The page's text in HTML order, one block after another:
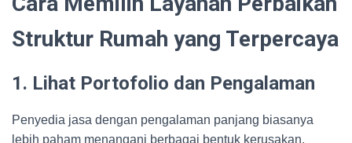
Struktur Rumah yang Terpercaya
1. Lihat Portofolio dan Pengalaman
Penyedia jasa dengan pengalaman panjang biasanya
lebih paham menangani berbagai bentuk kerusakan.